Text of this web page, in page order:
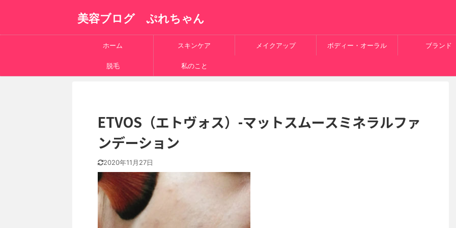
美容ブログ ぷれちゃん
ホーム スキンケア メイクアップ ボディー・オーラル ブランド
脱毛 私のこと
ETVOS（エトヴォス）-マットスムースミネラルファ
ンデーション
2020年11月27日